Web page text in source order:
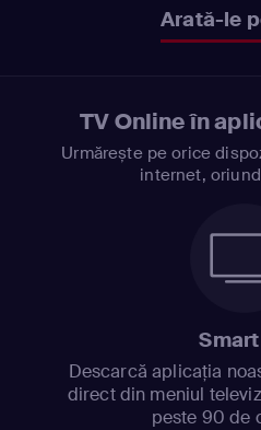
Arată-le
TV Online în
Urmărește pe orice
internet,
Descarcă aplicația
direct din meniul
peste 90 de